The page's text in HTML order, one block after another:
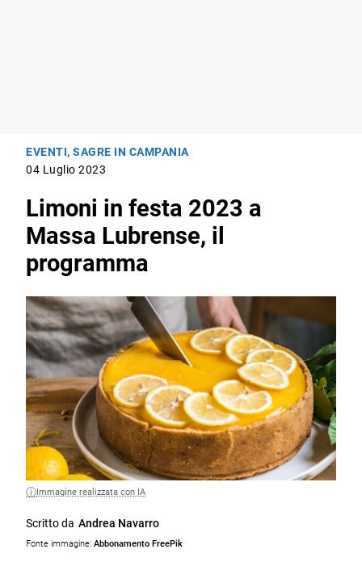
EVENTI,SAGRE IN CAMPANIA
04 Luglio 2023
Limoni in festa 2023 a
Massa Lubrense, il
programma
Immagine realizzata con IA
Scritto da Andrea Navarro
Fonte immagine: Abbonamento FreePik